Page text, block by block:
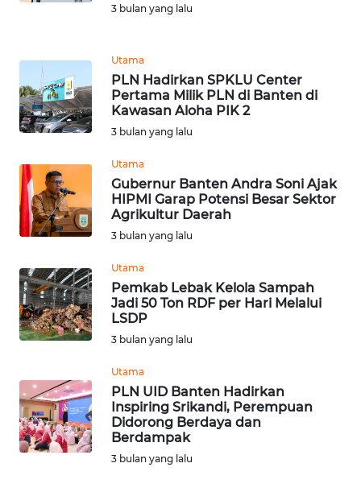
3 bulan yang lalu
Utama
PLN Hadirkan SPKLU Center
Pertama Milik PLN di Banten di
Kawasan Aloha PIK 2
3 bulan yang lalu
Utama
Gubernur Banten Andra Soni Ajak
HIPMI Garap Potensi Besar Sektor
Agrikultur Daerah
3 bulan yang lalu
Utama
Pemkab Lebak Kelola Sampah
Jadi 50 Ton RDF per Hari Melalui
LSDP
3 bulan yang lalu
Utama
PLN UID Banten Hadirkan
Inspiring Srikandi, Perempuan
Didorong Berdaya dan
Berdampak
3 bulan yang lalu
WN
LIKUPANG
LABUANBAJO
WN
BORNEO
Wahana
Media
Group
WAHANA
WAHANA
TANI
WAHANA